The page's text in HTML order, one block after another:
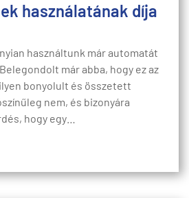
használatának díja
használtunk már automatát
már abba, hogy ez az
bonyolult és összetett
nem, és bizonyára
hogy egy…